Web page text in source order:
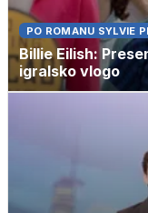
PO ROMANU SYLVIE
Billie Eilish:
igralsko vlogo